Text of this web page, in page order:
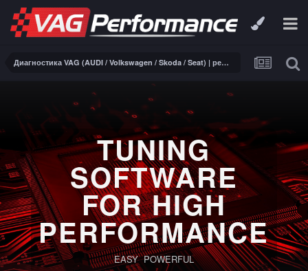
Диагностика VAG (AUDI / Volkswagen / Skoda / Seat) | ремонт электроники
TUNING
SOFTWARE
FOR HIGH
PERFORMANCE
EASY POWERFUL